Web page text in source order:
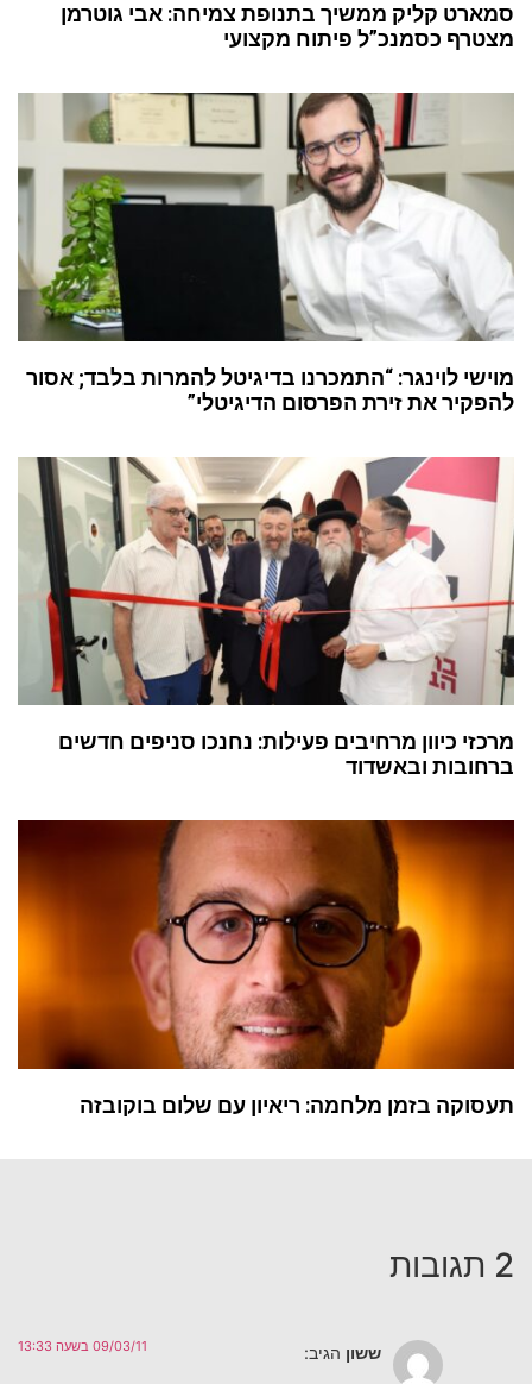
סמארט קליק ממשיך בתנופת צמיחה: אבי גוטרמן
מצטרף כסמנכ”ל פיתוח מקצועי
מוישי לוינגר: “התמכרנו בדיגיטל להמרות בלבד; אסור
להפקיר את זירת הפרסום הדיגיטלי”
מרכזי כיוון מרחיבים פעילות: נחנכו סניפים חדשים
ברחובות ובאשדוד
תעסוקה בזמן מלחמה: ריאיון עם שלום בוקובזה
2 תגובות
ששון הגיב: 09/03/11 בשעה 13:33